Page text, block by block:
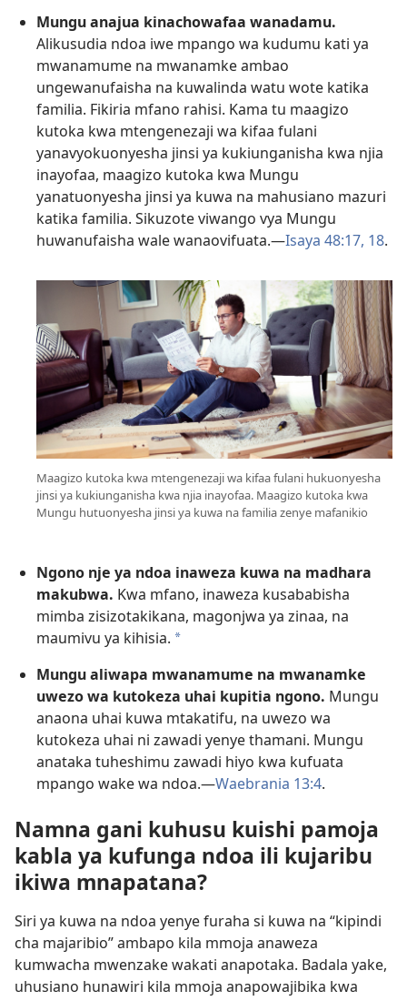
Mungu anajua kinachowafaa wanadamu.
Alikusudia ndoa iwe mpango wa kudumu kati ya
mwanamume na mwanamke ambao
ungewanufaisha na kuwalinda watu wote katika
familia. Fikiria mfano rahisi. Kama tu maagizo
kutoka kwa mtengenezaji wa kifaa fulani
yanavyokuonyesha jinsi ya kukiunganisha kwa njia
inayofaa, maagizo kutoka kwa Mungu
yanatuonyesha jinsi ya kuwa na mahusiano mazuri
katika familia. Sikuzote viwango vya Mungu
huwanufaisha wale wanaovifuata.—Isaya 48:17, 18.
Maagizo kutoka kwa mtengenezaji wa kifaa fulani hukuonyesha
jinsi ya kukiunganisha kwa njia inayofaa. Maagizo kutoka kwa
Mungu hutuonyesha jinsi ya kuwa na familia zenye mafanikio
Ngono nje ya ndoa inaweza kuwa na madhara
makubwa. Kwa mfano, inaweza kusababisha
mimba zisizotakikana, magonjwa ya zinaa, na
maumivu ya kihisia. a
Mungu aliwapa mwanamume na mwanamke
uwezo wa kutokeza uhai kupitia ngono. Mungu
anaona uhai kuwa mtakatifu, na uwezo wa
kutokeza uhai ni zawadi yenye thamani. Mungu
anataka tuheshimu zawadi hiyo kwa kufuata
mpango wake wa ndoa.—Waebrania 13:4.
Namna gani kuhusu kuishi pamoja
kabla ya kufunga ndoa ili kujaribu
ikiwa mnapatana?
Siri ya kuwa na ndoa yenye furaha si kuwa na “kipindi
cha majaribio” ambapo kila mmoja anaweza
kumwacha mwenzake wakati anapotaka. Badala yake,
uhusiano hunawiri kila mmoja anapowajibika kwa